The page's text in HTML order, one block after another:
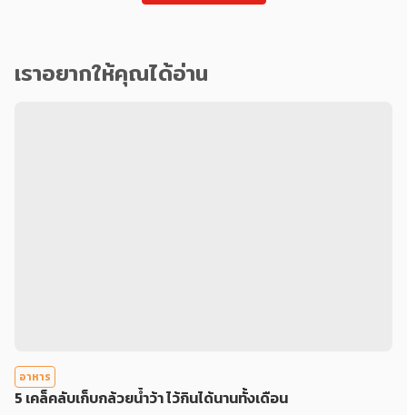
เราอยากให้คุณได้อ่าน
อาหาร
5 เคล็คลับเก็บกล้วยน้ำว้า ไว้กินได้นานทั้งเดือน